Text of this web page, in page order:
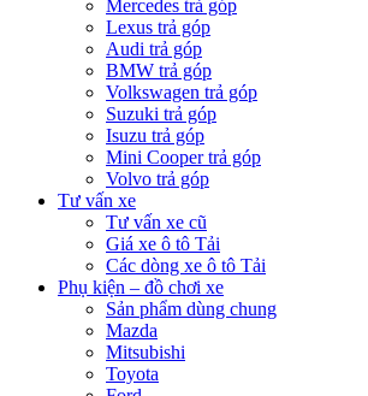
Mercedes trả góp
Lexus trả góp
Audi trả góp
BMW trả góp
Volkswagen trả góp
Suzuki trả góp
Isuzu trả góp
Mini Cooper trả góp
Volvo trả góp
Tư vấn xe
Tư vấn xe cũ
Giá xe ô tô Tải
Các dòng xe ô tô Tải
Phụ kiện – đồ chơi xe
Sản phẩm dùng chung
Mazda
Mitsubishi
Toyota